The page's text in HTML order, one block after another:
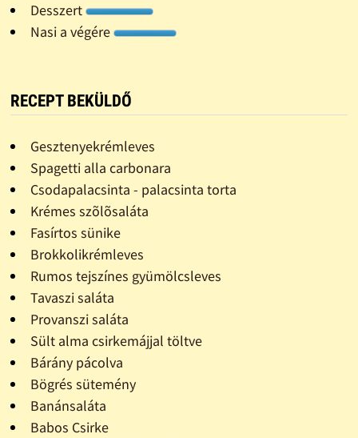
Desszert
Nasi a végére
RECEPT BEKÜLDŐ
Gesztenyekrémleves
Spagetti alla carbonara
Csodapalacsinta - palacsinta torta
Krémes szõlõsaláta
Fasírtos sünike
Brokkolikrémleves
Rumos tejszínes gyümölcsleves
Tavaszi saláta
Provanszi saláta
Sült alma csirkemájjal töltve
Bárány pácolva
Bögrés sütemény
Banánsaláta
Babos Csirke